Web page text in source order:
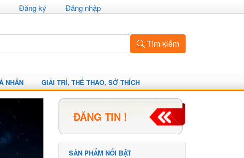
Đăng ký Đăng nhập
Tìm kiếm
NHÂN GIẢI TRÍ, THỂ THAO, SỞ THÍCH
ĐĂNG TIN !
SẢN PHẨM NỔI BẬT